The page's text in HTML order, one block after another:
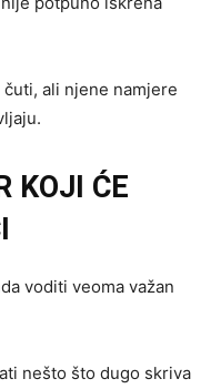
ali njene namjere
KOJI ĆE
voditi veoma važan
nešto što dugo skriva